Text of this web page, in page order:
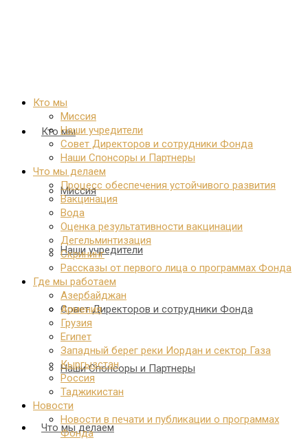
Кто мы
Миссия
Наши учредители
Совет Директоров и сотрудники Фонда
Наши Спонсоры и Партнеры
Что мы делаем
Кто мы
Миссия
Наши учредители
Совет Директоров и сотрудники Фонда
Наши Спонсоры и Партнеры
Что мы делаем
Процесс обеспечения устойчивого развития
Вакцинация
Вода
Оценка результативности вакцинации
Дегельминтизация
Скрининг
Рассказы от первого лица о программах Фонда
Где мы работаем
Азербайджан
Армения
Грузия
Египет
Западный берег реки Иордан и сектор Газа
Кыргызстан
Россия
Таджикистан
Новости
Новости в печати и публикации о программах
Фонда